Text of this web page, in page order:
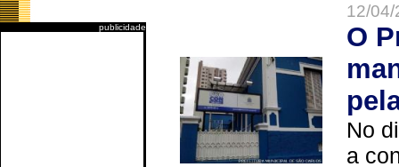
publicidade
12/
O
No
a